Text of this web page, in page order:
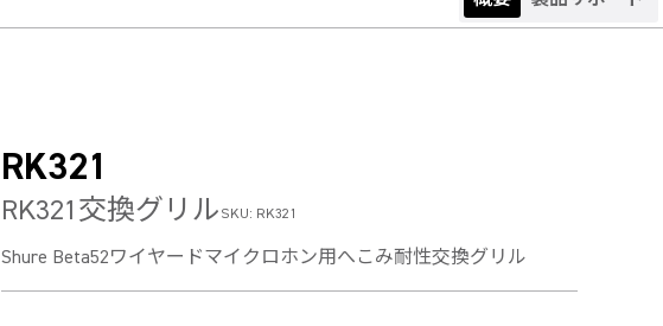
RK321
RK321交換グリル SKU: RK321
Shure Beta52ワイヤードマイクロホン用へこみ耐性交換グリル